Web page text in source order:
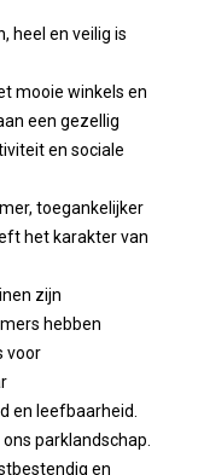
heel en veilig is
mooie winkels en
een gezellig
en sociale
toegankelijker
het karakter van
zijn
hebben
voor
en leefbaarheid.
parklandschap.
en